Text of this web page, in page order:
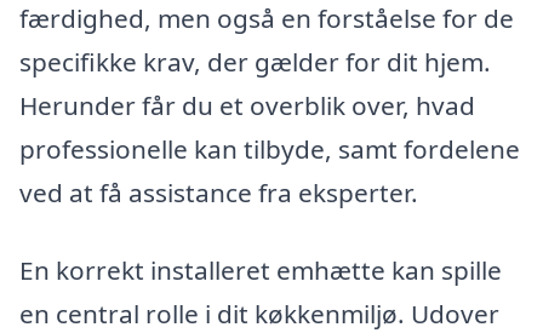
færdighed, men også en forståelse for de
specifikke krav, der gælder for dit hjem.
Herunder får du et overblik over, hvad
professionelle kan tilbyde, samt fordelene
ved at få assistance fra eksperter.
En korrekt installeret emhætte kan spille
en central rolle i dit køkkenmiljø. Udover